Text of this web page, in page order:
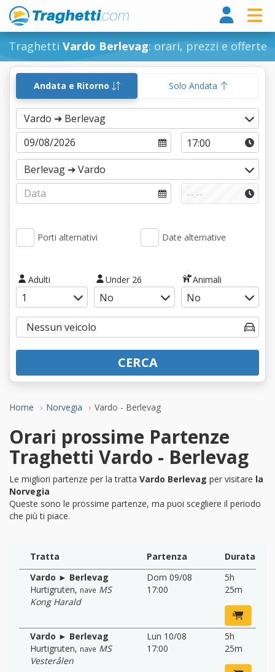
Traghetti Vardo Berlevag: orari, prezzi e offerte
Home Norvegia Vardo - Berlevag
Andata e Ritorno Solo Andata
Porti alternativi Date alternative
Adulti Under 26 Animali
CERCA
Orari prossime Partenze
Traghetti Vardo - Berlevag
Le migliori partenze per la tratta Vardo Berlevag per visitare la
Norvegia
Queste sono le prossime partenze, ma puoi scegliere il periodo
che più ti piace.
Tratta Partenza
Durata
Vardo ► Berlevag
Hurtigruten, nave MS
Kong Harald
Dom 09/08
17:00
5h
25m
Vardo ► Berlevag
Hurtigruten, nave MS
Vesterålen
Lun 10/08
17:00
5h
25m